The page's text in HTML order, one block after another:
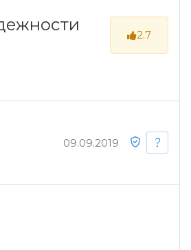
2.7
09.09.2019